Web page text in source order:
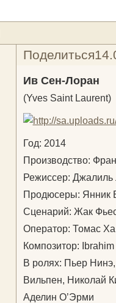
Поделиться
Ив Сен-Лоран
(Yves Saint Laurent)
Год: 2014
Производство:
Режиссер:
Продюсеры:
Сценарий: Жак
Оператор: Томас
Композитор:
В ролях: Пьер
Вильпен, Николай
Аделин О’Эрми